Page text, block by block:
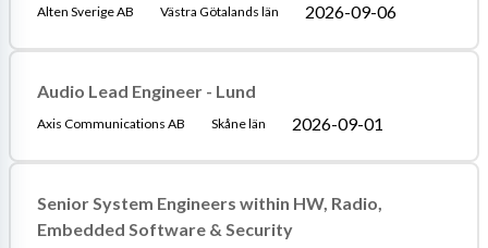
Alten Sverige AB Västra Götalands län 2026-09-06
Audio Lead Engineer - Lund
Axis Communications AB Skåne län 2026-09-01
Senior System Engineers within HW, Radio,
Embedded Software & Security